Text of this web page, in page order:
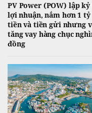
PV Power (POW) lập
lợi nhuận, nắm hơn 1 tỷ
tiền và tiền gửi nhưng
tăng vay hàng chục
đồng